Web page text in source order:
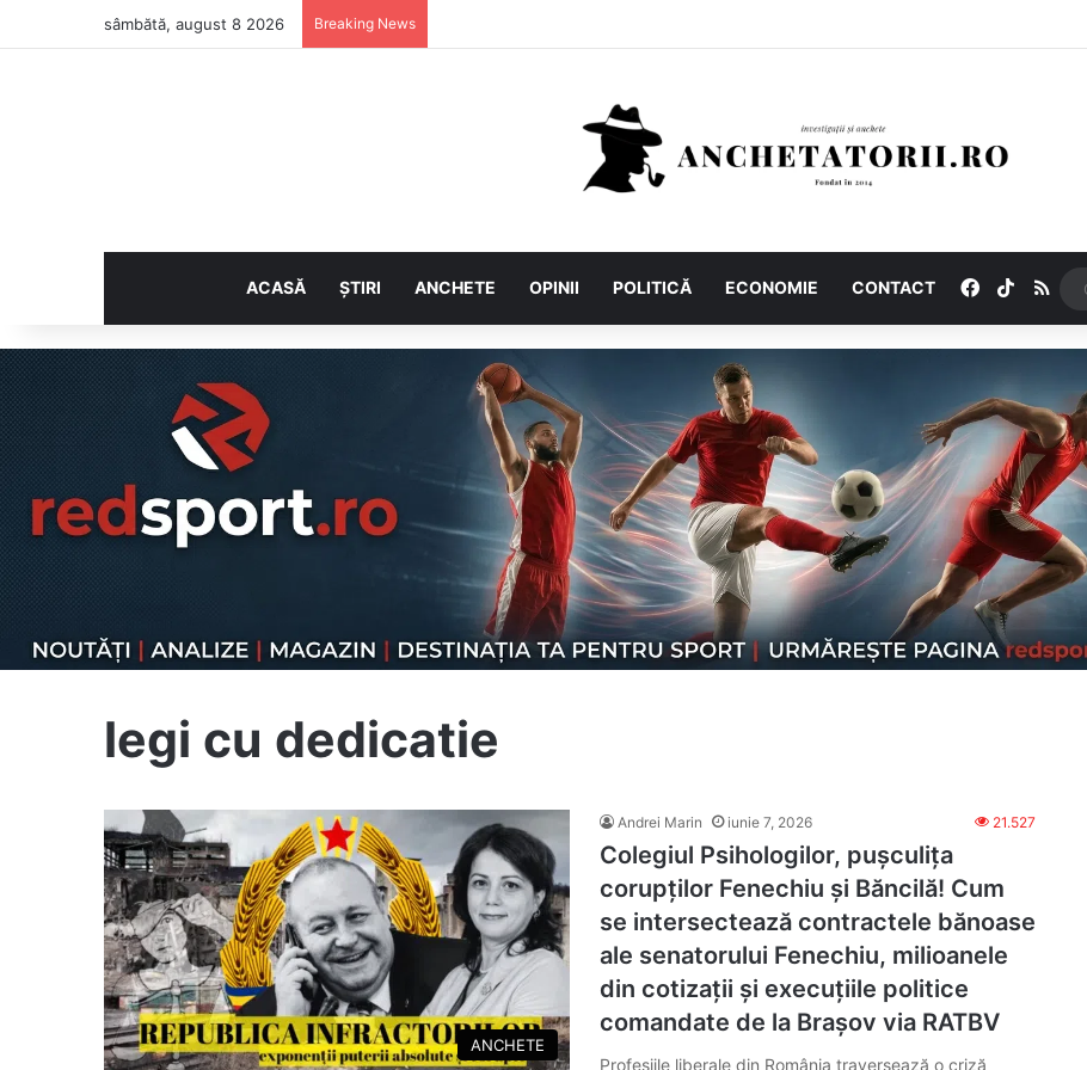
sâmbătă, august 8 2026 Breaking News
ACASĂ ȘTIRI ANCHETE OPINII POLITICĂ ECONOMIE CONTACT Facebook
TikTokRSS
legi cu dedicatie
ANCHETE
Andrei Marin iunie 7, 2026 21.527
Colegiul Psihologilor, pușculița
corupților Fenechiu și Băncilă! Cum
se intersectează contractele bănoase
ale senatorului Fenechiu, milioanele
din cotizații și execuțiile politice
comandate de la Brașov via RATBV
Profesiile liberale din România traversează o criză